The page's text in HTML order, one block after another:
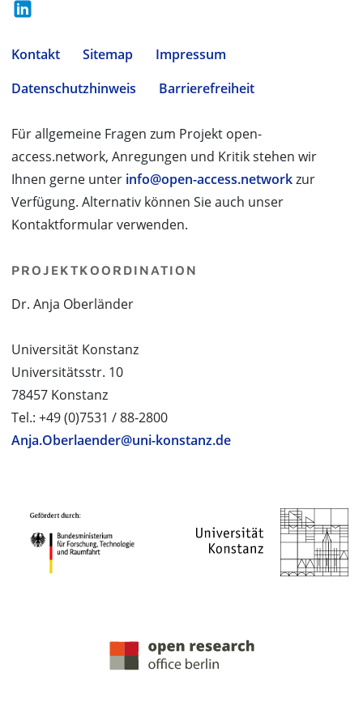
Kontakt Sitemap
Impressum
Datenschutzhinweis
Barrierefreiheit
Für allgemeine Fragen zum Projekt open-
access.network, Anregungen und Kritik stehen wir
Ihnen gerne unter info@open-access.networkzur
Verfügung. Alternativ können Sie auch unser
Kontaktformular verwenden.
PROJEKTKOORDINATION
Dr. Anja Oberländer
Universität Konstanz
Universitätsstr. 10
78457 Konstanz
Tel.: +49 (0)7531 / 88-2800
Anja.Oberlaender@uni-konstanz.de